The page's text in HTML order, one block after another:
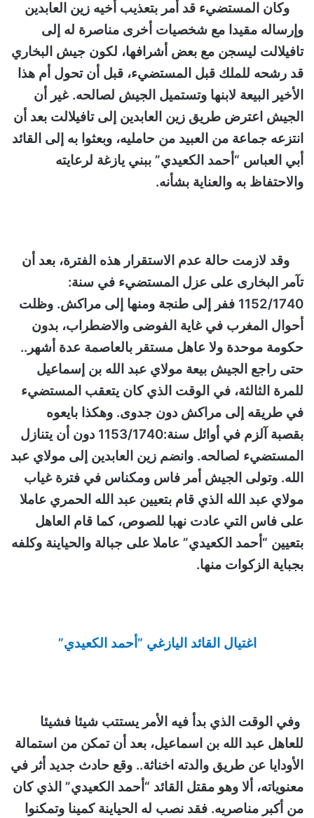
وكان المستضيء قد أمر بتعذيب أخيه زين العابدين
وإرساله مقيدا مع شخصيات أخرى مناصرة له إلى
تافيلالت ليسجن مع بعض أشرافها، لكون جيش البخاري
قد رشحه للملك قبل المستضيء، قبل أن تحول أم هذا
الأخير البيعة لابنها وتستميل الجيش لصالحه. غير أن
الجيش اعترض طريق زين العابدين إلى تافيلالت بعد أن
انتزعه جماعة من العبيد من حامليه، وبعثوا به إلى القائد
أبي العباس “أحمد الكعيدي” ببني يازغة لرعايته
والاحتفاظ به والعناية بشأنه.
وقد لازمت حالة عدم الاستقرار هذه الفترة، بعد أن
تآمر البخارى على عزل المستضيء في سنة:
1152/1740 ففر إلى طنجة ومنها إلى مراكش. وظلت
أحوال المغرب في غاية الفوضى والاضطراب، بدون
حكومة موحدة ولا عاهل مستقر بالعاصمة عدة أشهر..
حتى راجع الجيش بيعة مولاي عبد الله بن إسماعيل
للمرة الثالثة، في الوقت الذي كان يتعقب المستضيء
في طريقه إلى مراكش دون جدوى. وهكذا بايعوه
بقصبة آلزم في أوائل سنة:1153/1740 دون أن يتنازل
المستضيء لصالحه. وانضم زين العابدين إلى مولاي عبد
الله. وتولى الجيش أمر فاس ومكناس في فترة غياب
مولاي عبد الله الذي قام بتعيين عبد الله الحمري عاملا
على فاس التي عادت نهبا للصوص، كما قام العاهل
بتعيين “أحمد الكعيدي” عاملا على جبالة والحياينة وكلفه
بجباية الزكوات منها.
اغتيال القائد اليازغي “أحمد الكعيدي”
وفي الوقت الذي بدأ فيه الأمر يستتب شيئا فشيئا
للعاهل عبد الله بن اسماعيل، بعد أن تمكن من استمالة
الأودايا عن طريق والدته اخناثة.. وقع حادث جديد أثر في
معنوياته، ألا وهو مقتل القائد “أحمد الكعيدي” الذي كان
من أكبر مناصريه. فقد نصب له الحياينة كمينا وتمكنوا